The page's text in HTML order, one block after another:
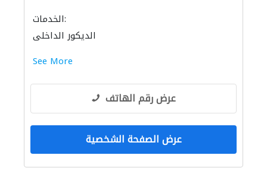
الخدمات:
الديكور الداخلي
See More
عرض رقم الهاتف
عرض الصفحة الشخصية